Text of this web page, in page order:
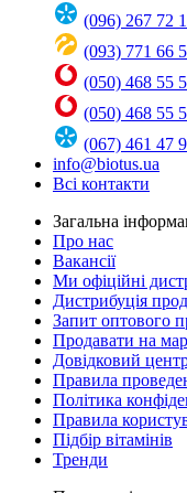
(096) 267 72
(093) 771 66
(050) 468 55
(050) 468 55
(067) 461 47
info@biotus.ua
Всі контакти
Загальна
Про нас
Вакансії
Ми офіційні
Дистрибуція
Запит оптового
Продавати на
Довідковий
Правила
Політика
Правила
Підбір вітамінів
Тренди